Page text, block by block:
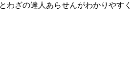
わざの達人あらせんがわかりやすく